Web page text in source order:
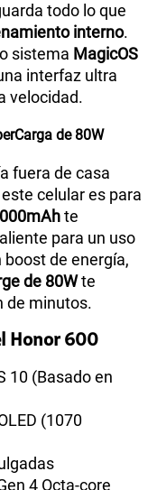
todo lo que
interno.
sistema MagicOS
interfaz ultra
velocidad.
de 80W
fuera de casa
celular es para
te
para un uso
de energía,
de 80Wte
de minutos.
Honor 600
10 (Basado en
(1070
4 Octa-core